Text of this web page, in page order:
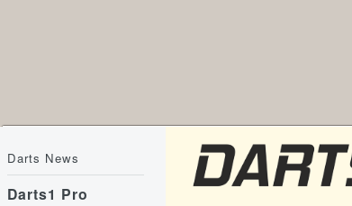
Darts News
Darts1 Pro